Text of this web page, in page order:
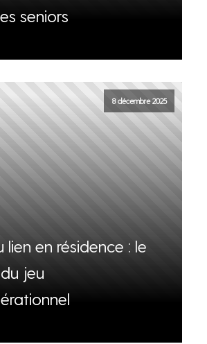
seniors
8 décembre 2025
lien en résidence : le
jeu